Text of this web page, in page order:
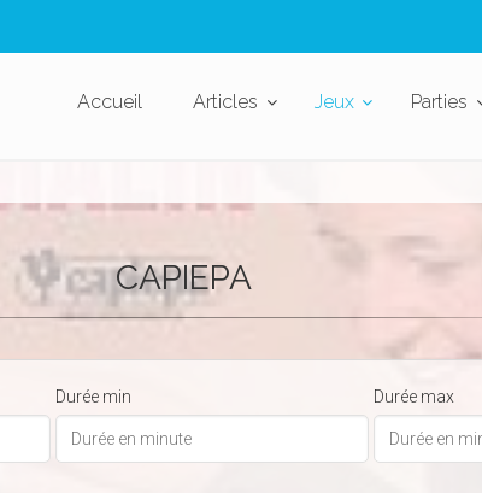
Accueil Articles Jeux Parties
CAPIEPA
Durée min Durée max